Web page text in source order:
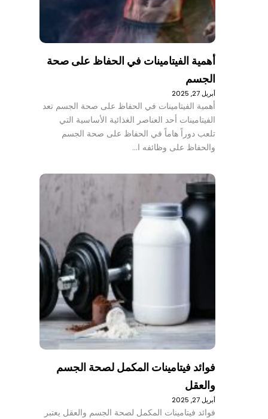
أهمية الفيتامينات في الحفاظ على صحة
الجسم
أبريل 27, 2025
أهمية الفيتامينات في الحفاظ على صحة الجسم تعد
الفيتامينات أحد العناصر الغذائية الأساسية التي
تلعب دوراً هاماً في الحفاظ على صحة الجسم
والحفاظ على وظائفه ا…
فوائد فيتامينات المكمل لصحة الجسم
والعقل
أبريل 27, 2025
فوائد فيتامينات المكمل لصحة الجسم والعقل يعتبر